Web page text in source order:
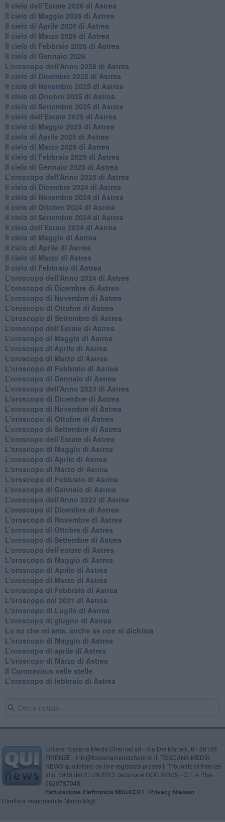
​Il cielo dell’Estate 2026 di Astrea
​Il cielo di Maggio 2026 di Astrea
​Il cielo di Aprile 2026 di Astrea
​Il cielo di Marzo 2026 di Astrea
​Il cielo di Febbraio 2026 di Astrea
Il cielo di Gennaio 2026
​L’oroscopo dell’Anno 2026 di Astrea
​Il cielo di Dicembre 2025 di Astrea
​Il cielo di Novembre 2025 di Astrea
​Il cielo di Ottobre 2025 di Astrea
Il cielo di Settembre 2025 di Astrea
Il cielo dell’Estate 2025 di Astrea
​Il cielo di Maggio 2025 di Astrea
​Il cielo di Aprile 2025 di Astrea
Il cielo di Marzo 2025 di Astrea
​Il cielo di Febbraio 2025 di Astrea
Il cielo di Gennaio 2025 di Astrea
​L’oroscopo dell’Anno 2025 di Astrea
​Il cielo di Dicembre 2024 di Astrea
Il cielo di Novembre 2024 di Astrea
​Il cielo di Ottobre 2024 di Astrea
​Il cielo di Settembre 2024 di Astrea
Il cielo dell’Estate 2024 di Astrea
Il cielo di Maggio di Astrea
Il cielo di Aprile di Astrea
​Il cielo di Marzo di Astrea
​Il cielo di Febbraio di Astrea
​L’oroscopo dell’Anno 2024 di Astrea
​L’oroscopo di Dicembre di Astrea
​L’oroscopo di Novembre di Astrea
L'oroscopo di Ottobre di Astrea
L'oroscopo di Settembre di Astrea
L’oroscopo dell’Estate di Astrea
​L’oroscopo di Maggio di Astrea
​L’oroscopo di Aprile di Astrea
L’oroscopo di Marzo di Astrea
L'oroscopo di Febbraio di Astrea
​L’oroscopo di Gennaio di Astrea
​L’oroscopo dell’Anno 2023 di Astrea
L'oroscopo di Dicembre di Astrea
L’oroscopo di Novembre di Astrea
L'oroscopo di Ottobre di Astrea
​L’oroscopo di Settembre di Astrea
​L’oroscopo dell’Estate di Astrea
L'oroscopo di Maggio di Astrea
​L’oroscopo di Aprile di Astrea
L'oroscopo di Marzo di Astrea
L'oroscopo di Febbraio di Astrea
​L’oroscopo di Gennaio di Astrea
​L’oroscopo dell’Anno 2022 di Astrea
​L’oroscopo di Dicembre di Astrea
L'oroscopo di Novembre di Astrea
​L’oroscopo di Ottobre di Astrea
​L’oroscopo di Settembre di Astrea
L’oroscopo dell’estate di Astrea
L'oroscopo di Maggio di Astrea
L'oroscopo di Aprile di Astrea
​L’oroscopo di Marzo di Astrea
​L’oroscopo di Febbraio di Astrea
L'oroscopo del 2021 di Astrea
L'oroscopo di Luglio di Astrea
​L’oroscopo di giugno di Astrea
​Lo so che mi ama, anche se non si dichiara
L'oroscopo di Maggio di Astrea
​L’oroscopo di aprile di Astrea
L'oroscopo di Marzo di Astrea
Il Coronavirus nelle stelle
​L’oroscopo di febbraio di Astrea
Editore Toscana Media Channel srl - Via Dei Martelli, 8 - 50129
FIRENZE - info@toscanamediachannel.it. TOSCANA MEDIA
NEWS quotidiano on line registrato presso il Tribunale di Firenze
al n. 5935 del 27.09.2013. Iscrizione ROC 22105 - C.F. e P.Iva
0620787048
Fatturazione Elettronica M5UXCR1 | Privacy Nielsen
Direttore responsabile Marco Migli